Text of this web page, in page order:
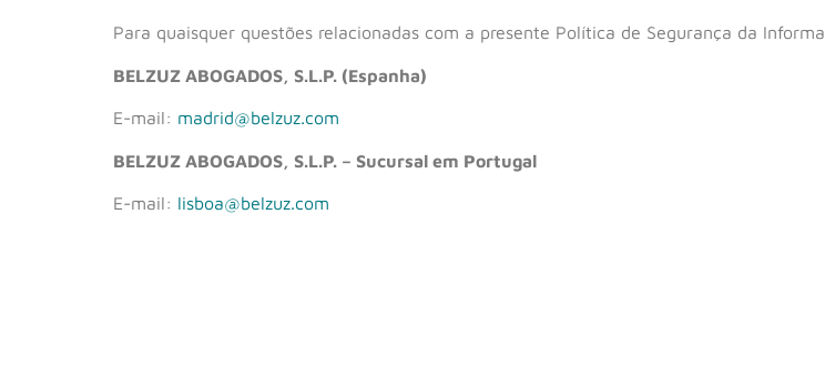
Para quaisquer questões relacionadas com a presente Política de Segurança da
BELZUZ ABOGADOS, S.L.P. (Espanha)
E-mail: madrid@belzuz.com
BELZUZ ABOGADOS, S.L.P. – Sucursal em Portugal
E-mail: lisboa@belzuz.com